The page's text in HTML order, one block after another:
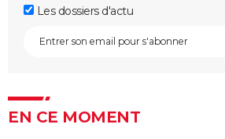
Les dossiers d'actu
EN CE MOMENT